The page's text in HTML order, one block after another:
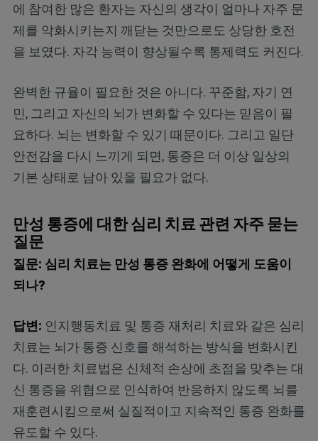
에 참여한 많은 환자는 자신의 생각이 얼마나 자주 문
제를 악화시키는지 깨닫는 것만으로도 상당한 호전
을 보였다. 자각 능력이 향상될수록 통제력도 커진다.
완벽한 규율이 필요한 것은 아니다. 꾸준함, 자기 연
민, 그리고 자신의 뇌가 변화할 수 있다는 믿음이 필
요하다. 뇌는 변화할 수 있기 때문이다. 그리고 일단
안전감을 다시 느끼게 되면, 통증은 더 이상 일상의
기본 상태로 남아 있을 필요가 없다.
만성 통증에 대한 심리 치료 관련 자주 묻는
질문
질문: 심리 치료는 만성 통증 완화에 어떻게 도움이
되나?
답변: 인지행동치료 및 통증 재처리 치료와 같은 심리
치료는 뇌가 통증 신호를 해석하는 방식을 변화시킨
다. 이러한 치료법은 신체적 손상에 초점을 맞추는 대
신 통증을 위협으로 인식하여 반응하지 않도록 뇌를
재훈련시킴으로써 실질적이고 지속적인 통증 완화를
유도할 수 있다.